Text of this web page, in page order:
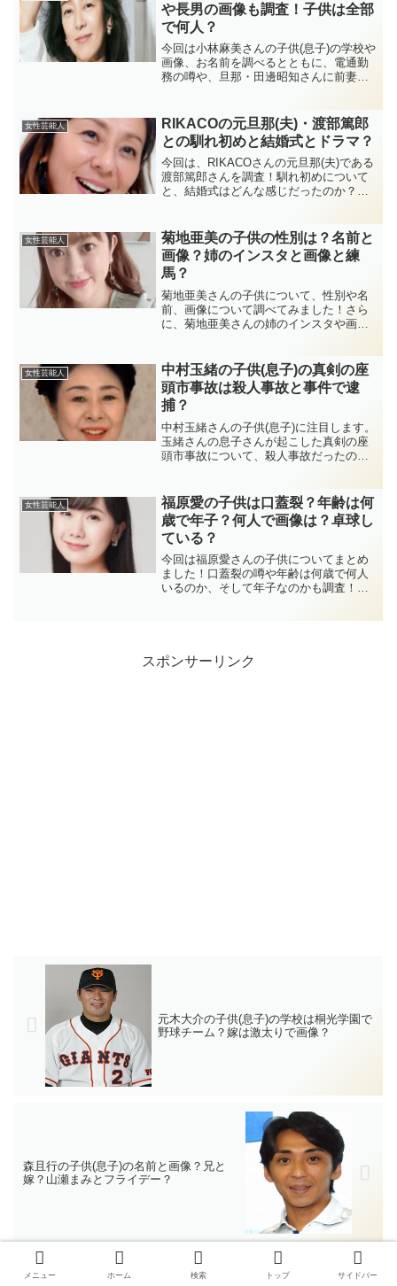
や長男の画像も調査！子供は全部
で何人？
今回は小林麻美さんの子供(息子)の学校や
画像、お名前を調べるとともに、電通勤
務の噂や、旦那・田邊昭知さんに前妻は
女性芸能人
RIKACOの元旦那(夫)・渡部篤郎
との馴れ初めと結婚式とドラマ？
今回は、RIKACOさんの元旦那(夫)である
渡部篤郎さんを調査！馴れ初めについて
と、結婚式はどんな感じだったのか？ド
女性芸能人
菊地亜美の子供の性別は？名前と
画像？姉のインスタと画像と練
馬？
菊地亜美さんの子供について、性別や名
前、画像について調べてみました！さら
に、菊地亜美さんの姉のインスタや画
女性芸能人
中村玉緒の子供(息子)の真剣の座
頭市事故は殺人事故と事件で逮
捕？
中村玉緒さんの子供(息子)に注目します。
玉緒さんの息子さんが起こした真剣の座
頭市事故について、殺人事故だったのか
女性芸能人
福原愛の子供は口蓋裂？年齢は何
歳で年子？何人で画像は？卓球し
ている？
今回は福原愛さんの子供についてまとめ
ました！口蓋裂の噂や年齢は何歳で何人
いるのか、そして年子なのかも調査！さ
スポンサーリンク
元木大介の子供(息子)の学校は桐光学園で
野球チーム？嫁は激太りで画像？
森且行の子供(息子)の名前と画像？兄と
嫁？山瀬まみとフライデー？
メニュー ホーム 検索 トップ サイドバー